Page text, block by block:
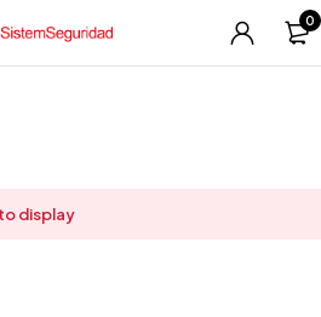
0
display